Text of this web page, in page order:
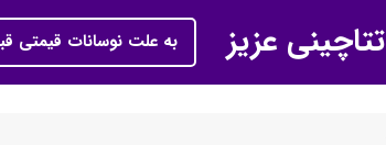
تتاچینی عزیز به علت نوسانات قیمتی